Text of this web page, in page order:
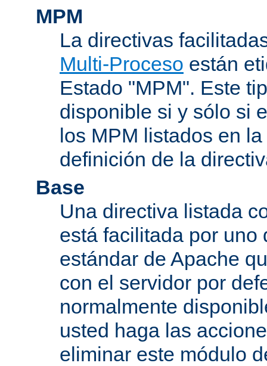
MPM
La directivas
Multi-Proceso están
Estado "MPM". Este
disponible si y sólo si
los MPM listados en
definición de la
Base
Una directiva listada
está facilitada por uno
estándar de Apache
con el servidor por
normalmente
usted haga las
eliminar este módulo